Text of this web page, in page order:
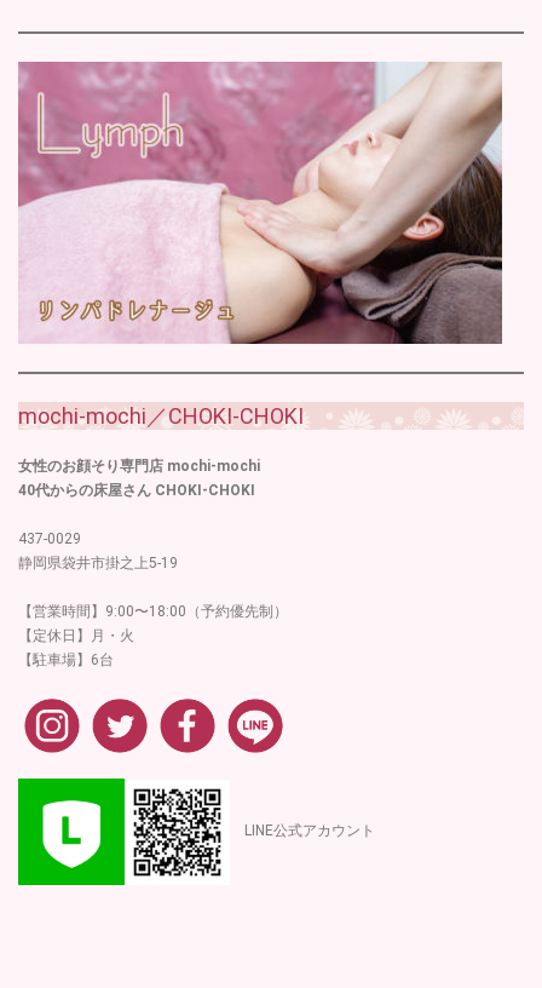
mochi-mochi／CHOKI-CHOKI
女性のお顔そり専門店 mochi-mochi
40代からの床屋さん CHOKI-CHOKI
437-0029
静岡県袋井市掛之上5-19
【営業時間】9:00〜18:00（予約優先制）
【定休日】月・火
【駐車場】6台
LINE公式アカウント